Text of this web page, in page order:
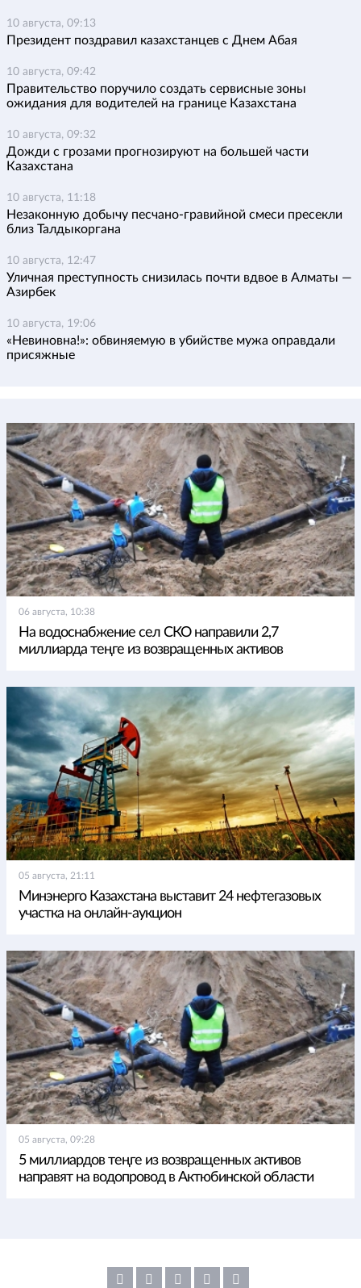
10 августа, 09:13
Президент поздравил казахстанцев с Днем Абая
10 августа, 09:42
Правительство поручило создать сервисные зоны
ожидания для водителей на границе Казахстана
10 августа, 09:32
Дожди с грозами прогнозируют на большей части
Казахстана
10 августа, 11:18
Незаконную добычу песчано-гравийной смеси пресекли
близ Талдыкоргана
10 августа, 12:47
Уличная преступность снизилась почти вдвое в Алматы —
Азирбек
10 августа, 19:06
«Невиновна!»: обвиняемую в убийстве мужа оправдали
присяжные
06 августа, 10:38
На водоснабжение сел СКО направили 2,7
миллиарда теңге из возвращенных активов
05 августа, 21:11
Минэнерго Казахстана выставит 24 нефтегазовых
участка на онлайн-аукцион
05 августа, 09:28
5 миллиардов теңге из возвращенных активов
направят на водопровод в Актюбинской области